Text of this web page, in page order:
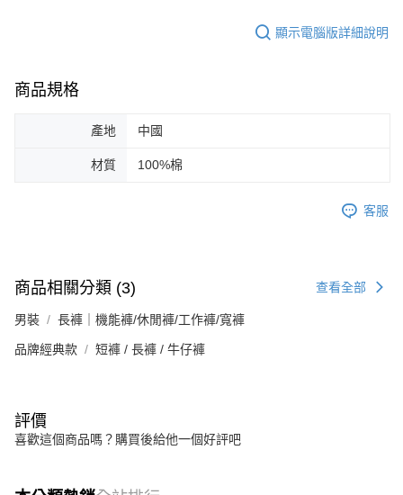
顯示電腦版詳細說明
商品規格
產地 中國
材質 100%棉
客服
商品相關分類 (3) 查看全部
男裝 長褲｜機能褲/休閒褲/工作褲/寬褲
品牌經典款 短褲 / 長褲 / 牛仔褲
評價
喜歡這個商品嗎？購買後給他一個好評吧